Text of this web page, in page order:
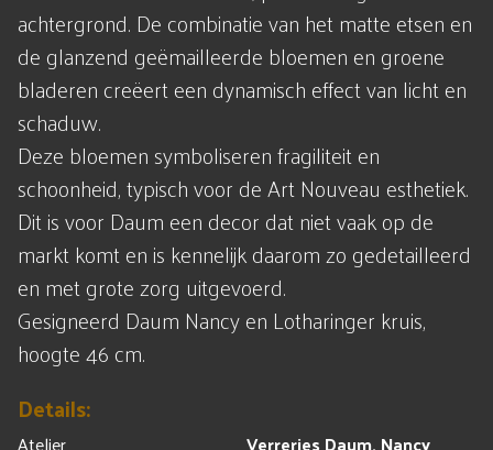
achtergrond. De combinatie van het matte etsen en
de glanzend geëmailleerde bloemen en groene
bladeren creëert een dynamisch effect van licht en
schaduw.
Deze bloemen symboliseren fragiliteit en
schoonheid, typisch voor de Art Nouveau esthetiek.
Dit is voor Daum een decor dat niet vaak op de
markt komt en is kennelijk daarom zo gedetailleerd
en met grote zorg uitgevoerd.
Gesigneerd Daum Nancy en Lotharinger kruis,
hoogte 46 cm.
Details: